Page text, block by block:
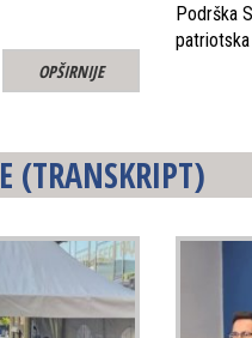
OPŠIRNIJE
Podrška
(TRANSKRIPT)